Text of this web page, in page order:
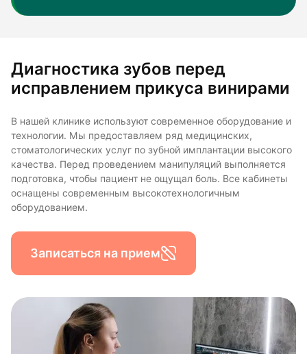
Диагностика зубов перед
исправлением прикуса винирами
В нашей клинике используют современное оборудование и
технологии. Мы предоставляем ряд медицинских,
стоматологических услуг по зубной имплантации высокого
качества. Перед проведением манипуляций выполняется
подготовка, чтобы пациент не ощущал боль. Все кабинеты
оснащены современным высокотехнологичным
оборудованием.
Записаться на прием